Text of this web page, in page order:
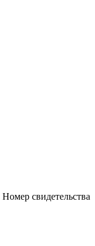
Номер свидетельства